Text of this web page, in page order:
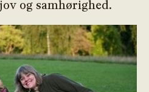
og samhørighed.